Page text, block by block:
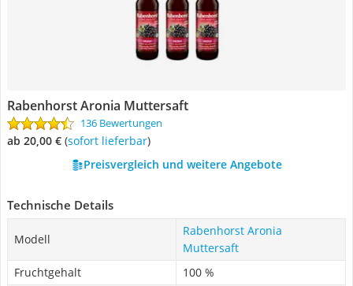
Rabenhorst Aronia Muttersaft
136 Bewertungen
ab 20,00 € ( Sofort lieferbar)
Preisvergleich und weitere Angebote
Technische Details
Modell
Rabenhorst Aronia
Muttersaft
Fruchtgehalt
100 %